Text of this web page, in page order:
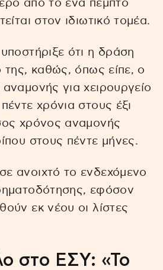
από το ένα πέμπτο
στον ιδιωτικό τομέα.
ότι η δράση
της, καθώς, όπως είπε, ο
για χειρουργείο
χρόνια στους έξι
χρόνος αναμονής
στους πέντε μήνες.
ανοιχτό το ενδεχόμενο
εφόσον
εκ νέου οι λίστες
στο ΕΣΥ: «Το